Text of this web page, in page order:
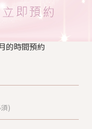
的時間預約